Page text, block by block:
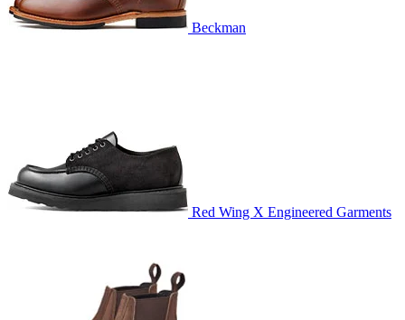
Beckman
Red Wing X Engineered Garments